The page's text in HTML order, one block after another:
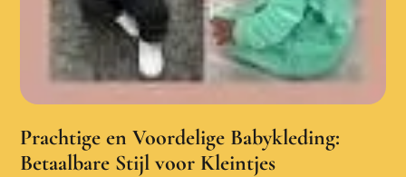
Prachtige en Voordelige Babykleding:
Betaalbare Stijl voor Kleintjes